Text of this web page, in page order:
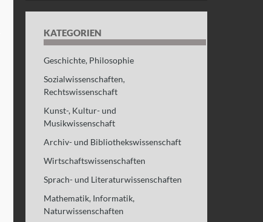
KATEGORIEN
Geschichte, Philosophie
Sozialwissenschaften,
Rechtswissenschaft
Kunst-, Kultur- und
Musikwissenschaft
Archiv- und Bibliothekswissenschaft
Wirtschaftswissenschaften
Sprach- und Literaturwissenschaften
Mathematik, Informatik,
Naturwissenschaften